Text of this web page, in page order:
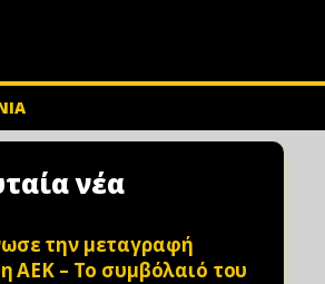
νέα
την μεταγραφή
η ΑΕΚ – Το συμβόλαιό του